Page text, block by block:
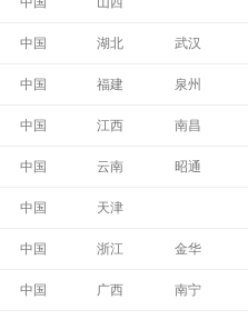
中国 湖北 武汉
中国 福建 泉州
中国 江西 南昌
中国 云南 昭通
中国 天津
中国 浙江 金华
中国 广西 南宁